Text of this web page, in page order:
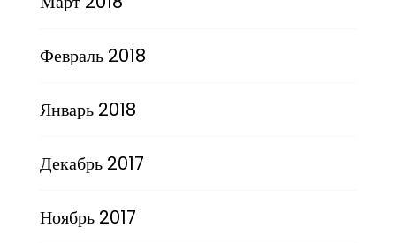
Февраль 2018
Январь 2018
Декабрь 2017
Ноябрь 2017